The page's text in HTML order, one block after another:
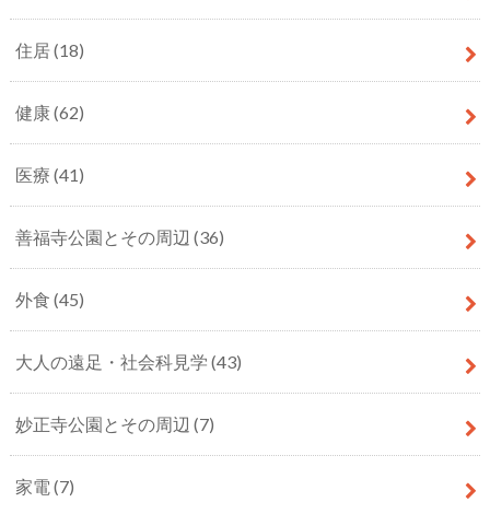
住居(18)
健康(62)
医療 (41)
善福寺公園とその周辺 (36)
外食 (45)
大人の遠足・社会科見学 (43)
妙正寺公園とその周辺 (7)
家電 (7)